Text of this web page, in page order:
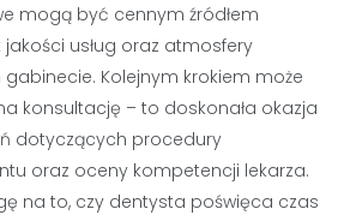
mogą być cennym źródłem
usług oraz atmosfery
Kolejnym krokiem może
konsultację – to doskonała okazja
dotyczących procedury
oraz oceny kompetencji lekarza.
na to, czy dentysta poświęca czas